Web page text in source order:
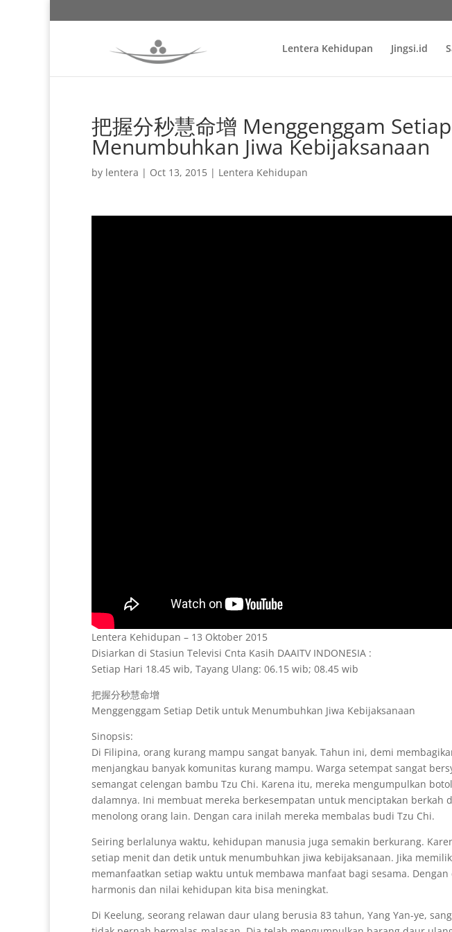
Lentera Kehidupan Jingsi.id
把握分秒慧命增 Menggenggam
Menumbuhkan Jiwa Kebijaksanaan
by lentera | Oct 13, 2015 | Lentera Kehidupan
Lentera Kehidupan – 13 Oktober 2015
Disiarkan di Stasiun Televisi Cnta Kasih DAAITV INDONESIA :
Setiap Hari 18.45 wib, Tayang Ulang: 06.15 wib; 08.45 wib
把握分秒慧命增
Menggenggam Setiap Detik untuk Menumbuhkan Jiwa Kebijaksanaan
Sinopsis:
Di Filipina, orang kurang mampu sangat banyak. Tahun ini, demi
menjangkau banyak komunitas kurang mampu. Warga setempat sangat
semangat celengan bambu Tzu Chi. Karena itu, mereka mengumpulkan
dalamnya. Ini membuat mereka berkesempatan untuk menciptakan berkah
menolong orang lain. Dengan cara inilah mereka membalas budi Tzu Chi.
Seiring berlalunya waktu, kehidupan manusia juga semakin berkurang.
setiap menit dan detik untuk menumbuhkan jiwa kebijaksanaan. Jika
memanfaatkan setiap waktu untuk membawa manfaat bagi sesama.
harmonis dan nilai kehidupan kita bisa meningkat.
Di Keelung, seorang relawan daur ulang berusia 83 tahun, Yang Yan-ye,